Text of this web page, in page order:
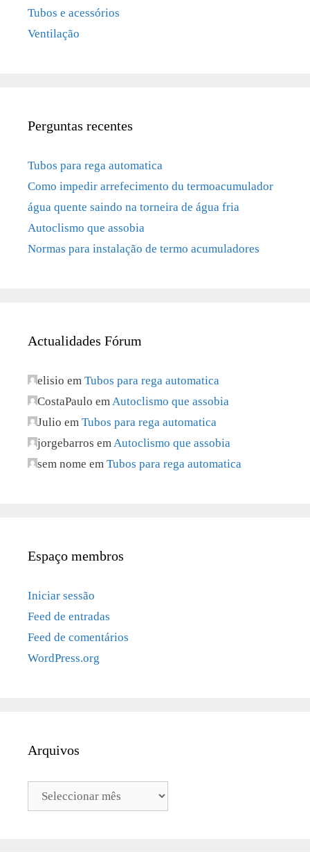
Tubos e acessórios
Ventilação
Perguntas recentes
Tubos para rega automatica
Como impedir arrefecimento du termoacumulador
água quente saindo na torneira de água fria
Autoclismo que assobia
Normas para instalação de termo acumuladores
Actualidades Fórum
elisio em Tubos para rega automatica
CostaPaulo em Autoclismo que assobia
Julio em Tubos para rega automatica
jorgebarros em Autoclismo que assobia
sem nome em Tubos para rega automatica
Espaço membros
Iniciar sessão
Feed de entradas
Feed de comentários
WordPress.org
Arquivos
Arquivos